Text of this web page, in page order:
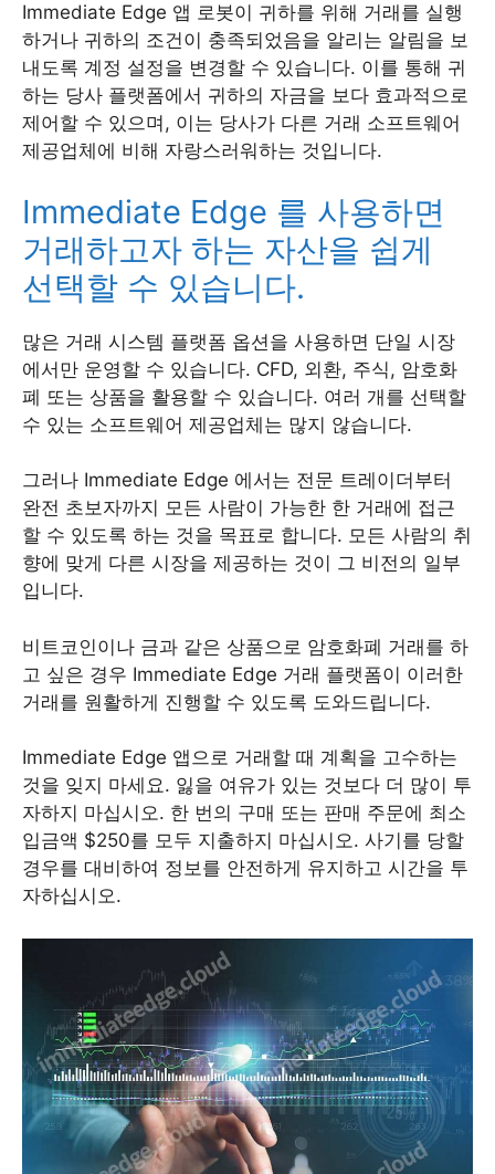
Immediate Edge 앱 로봇이 귀하를 위해 거래를 실행
하거나 귀하의 조건이 충족되었음을 알리는 알림을 보
내도록 계정 설정을 변경할 수 있습니다. 이를 통해 귀
하는 당사 플랫폼에서 귀하의 자금을 보다 효과적으로
제어할 수 있으며, 이는 당사가 다른 거래 소프트웨어
제공업체에 비해 자랑스러워하는 것입니다.
Immediate Edge 를 사용하면
거래하고자 하는 자산을 쉽게
선택할 수 있습니다.
많은 거래 시스템 플랫폼 옵션을 사용하면 단일 시장
에서만 운영할 수 있습니다. CFD, 외환, 주식, 암호화
폐 또는 상품을 활용할 수 있습니다. 여러 개를 선택할
수 있는 소프트웨어 제공업체는 많지 않습니다.
그러나 Immediate Edge 에서는 전문 트레이더부터
완전 초보자까지 모든 사람이 가능한 한 거래에 접근
할 수 있도록 하는 것을 목표로 합니다. 모든 사람의 취
향에 맞게 다른 시장을 제공하는 것이 그 비전의 일부
입니다.
비트코인이나 금과 같은 상품으로 암호화폐 거래를 하
고 싶은 경우 Immediate Edge 거래 플랫폼이 이러한
거래를 원활하게 진행할 수 있도록 도와드립니다.
Immediate Edge 앱으로 거래할 때 계획을 고수하는
것을 잊지 마세요. 잃을 여유가 있는 것보다 더 많이 투
자하지 마십시오. 한 번의 구매 또는 판매 주문에 최소
입금액 $250를 모두 지출하지 마십시오. 사기를 당할
경우를 대비하여 정보를 안전하게 유지하고 시간을 투
자하십시오.